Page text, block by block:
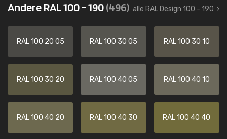
Andere RAL 100 - 190(496) alle RAL Design 100 - 190
RAL 100 20 05 RAL 100 30 05 RAL 100 30 10
RAL 100 30 20 RAL 100 40 05 RAL 100 40 10
RAL 100 40 20 RAL 100 40 30 RAL 100 40 40